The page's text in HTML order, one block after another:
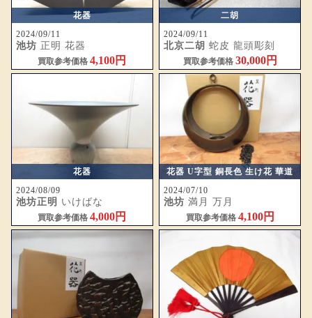
花器
2024/09/11
池坊 正明 花器
買取参考価格4,100円
二胡
2024/09/11
北京二胡 蛇皮 龍頭彫刻
買取参考価格 30,000円
花器
2024/08/09
池坊正明 いけばな
買取参考価格4,000円
花器 U字型 銅長色 生け花 華道
2024/07/10
池坊 満月 万月
買取参考価格 4,100円